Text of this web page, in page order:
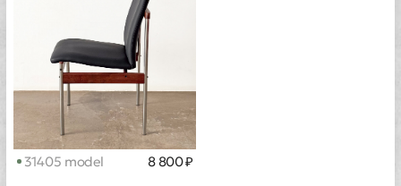
31405 model 8 800 ₽